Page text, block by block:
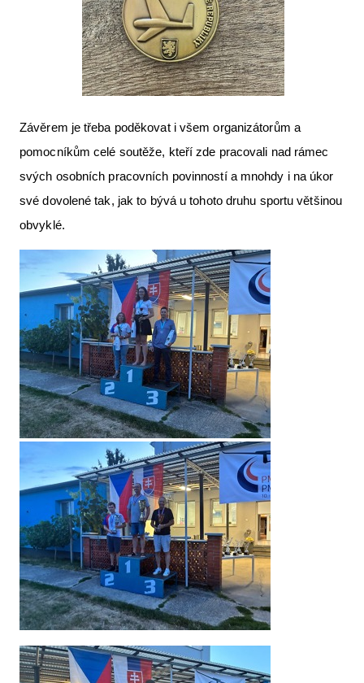
Závěrem je třeba poděkovat i všem organizátorům a
pomocníkům celé soutěže, kteří zde pracovali nad rámec
svých osobních pracovních povinností a mnohdy i na úkor
své dovolené tak, jak to bývá u tohoto druhu sportu většinou
obvyklé.